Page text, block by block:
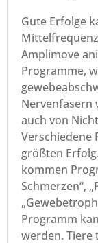
Gute Erfolge
Amplimove
Programme,
Nervenfasern
auch von
Verschiedene
größten
kommen
Schmerzen“,
Programm
werden. Tiere